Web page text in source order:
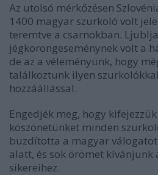
Az utolsó mérkőzésen
1400 magyar szurkoló volt
teremtve a csarnokban.
jégkorongeseménynek volt a
de az a véleményünk, hogy
találkoztunk ilyen
hozzáállással.
Engedjék meg, hogy
köszönetünket minden
buzdította a magyar
alatt, és sok örömet kívánjunk
sikereihez.